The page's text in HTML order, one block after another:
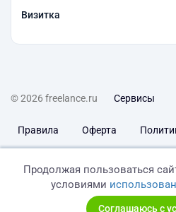
Визитка
© 2026 freelance.ru Сервисы
Правила Оферта
Продолжая пользоваться
условиями
Соглашаюсь с